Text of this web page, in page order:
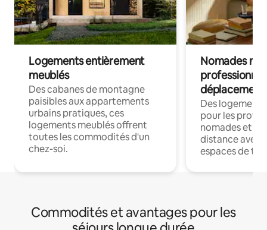
Logements entièrement
meublés
Des cabanes de montagne
paisibles aux appartements
urbains pratiques, ces
logements meublés offrent
toutes les commodités d'un
chez-soi.
Nomades
déplacement
Des
pour les
nomades et
distance avec
espaces de
Commodités et avantages pour les